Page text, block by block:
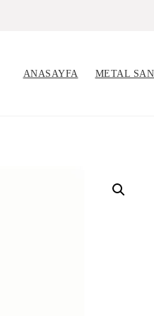
ANASAYFA METAL